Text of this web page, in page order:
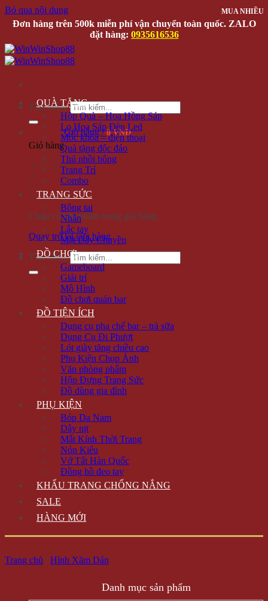
Bỏ qua nội dung
Đơn hàng trên 500k miễn phí vận chuyển toàn quốc. ZALO
đặt hàng: 0935616536
Tìm kiếm:
Giỏ hàng /0 VNĐ
Giỏ hàng
Chưa có sản phẩm trong giỏ hàng.
Quay trở lại cửa hàng
Tìm kiếm:
QUÀ TẶNG
Hộp Quà – Hoa Hồng Sáp
Lọ Hoa Sáp Đèn Led
Móc khóa – điện thoại
Quà tặng độc đáo
Thú nhồi bông
Trang Trí
Combo
TRANG SỨC
Bông tai
Nhẫn
Lắc tay
Mặt Dây Chuyền
ĐỒ CHƠI
Gameboard
Giải trí
Mô Hình
Đồ chơi quán bar
ĐỒ TIỆN ÍCH
Dụng cụ pha chế bar – trà sữa
Dụng Cụ Đi Phượt
Lót giày tăng chiều cao
Phụ Kiện Chụp Ảnh
Văn phòng phẩm
Hộp Đựng Trang Sức
Đồ dùng gia đình
PHỤ KIỆN
Bóp Da Nam
Dây nịt
Mắt Kính Thời Trang
Nón Kiểu
Vớ Tất Hàn Quốc
Đồng hồ đeo tay
KHẨU TRANG CHỐNG NẮNG
SALE
HÀNG MỚI
Trang chủ / Hình Xăm Dán
Danh mục sản phẩm
MUA NHIỀU